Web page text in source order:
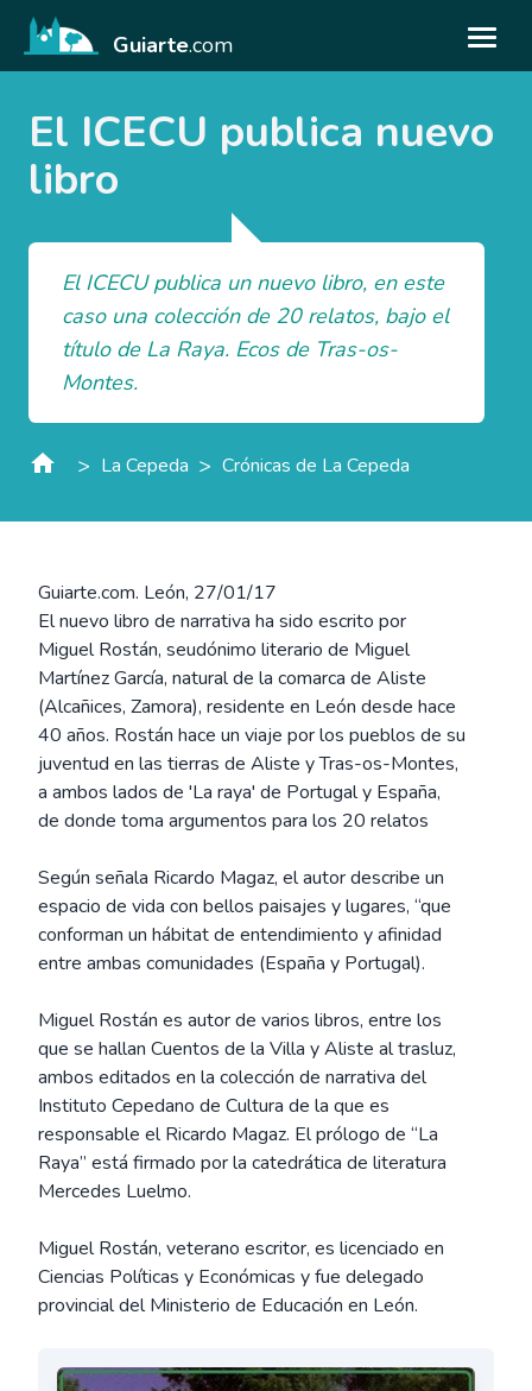
Guiarte.com
El ICECU publica nuevo
libro
El ICECU publica un nuevo libro, en este
caso una colección de 20 relatos, bajo el
título de La Raya. Ecos de Tras-os-
Montes.
> La Cepeda > Crónicas de La Cepeda
Guiarte.com. León, 27/01/17
El nuevo libro de narrativa ha sido escrito por
Miguel Rostán, seudónimo literario de Miguel
Martínez García, natural de la comarca de Aliste
(Alcañices, Zamora), residente en León desde hace
40 años. Rostán hace un viaje por los pueblos de su
juventud en las tierras de Aliste y Tras-os-Montes,
a ambos lados de 'La raya' de Portugal y España,
de donde toma argumentos para los 20 relatos
Según señala Ricardo Magaz, el autor describe un
espacio de vida con bellos paisajes y lugares, “que
conforman un hábitat de entendimiento y afinidad
entre ambas comunidades (España y Portugal).
Miguel Rostán es autor de varios libros, entre los
que se hallan Cuentos de la Villa y Aliste al trasluz,
ambos editados en la colección de narrativa del
Instituto Cepedano de Cultura de la que es
responsable el Ricardo Magaz. El prólogo de “La
Raya” está firmado por la catedrática de literatura
Mercedes Luelmo.
Miguel Rostán, veterano escritor, es licenciado en
Ciencias Políticas y Económicas y fue delegado
provincial del Ministerio de Educación en León.